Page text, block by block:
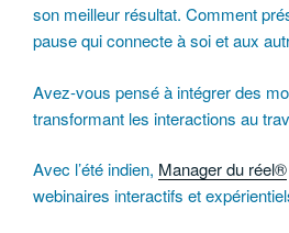
son meilleur résultat. Comment
pause qui connecte à soi et aux
Avez-vous pensé à intégrer des
transformant les interactions au
Avec l’été indien, Manager du réel®
webinaires interactifs et